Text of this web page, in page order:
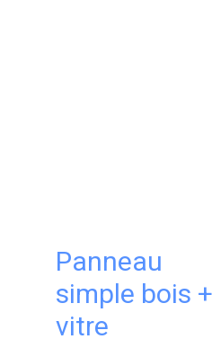
Panneau
simple bois +
vitre